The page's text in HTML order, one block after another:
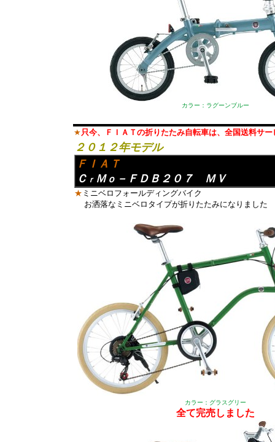
カラー：ラグーンブルー
★只今、ＦＩＡＴの折りたたみ自転車は、全国送料サー
２０１２年モデル
ＦＩＡＴ
Ｃ ｒ Ｍｏ －ＦＤＢ２０７ ＭＶ
★ ミニベロフォールディングバイク
お洒落なミニベロタイプが折りたたみになりました
カラー：グラスグリー
全て完売しました